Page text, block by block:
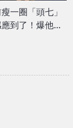
一圈「頭七」
到了！爆他